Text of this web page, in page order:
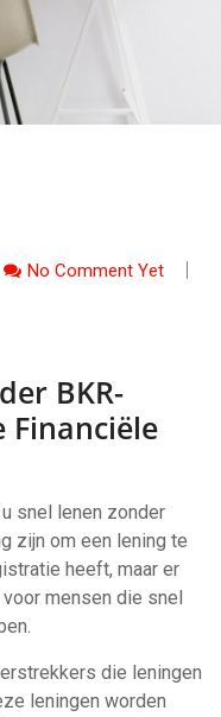
No Comment Yet
BKR-
Financiële
snel lenen zonder
zijn om een lening te
heeft, maar er
mensen die snel
die leningen
leningen worden